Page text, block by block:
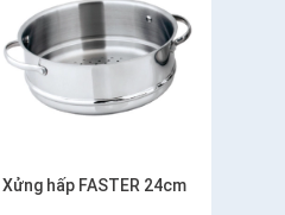
Xửng hấp FASTER 24cm